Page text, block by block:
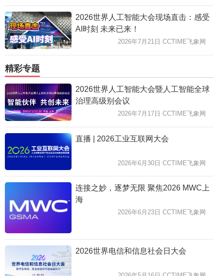
2026世界人工智能大会现场直击：感受
AI时刻 未来已来！
2026年7月21日 CCTIME飞象网
精彩专题
2026世界人工智能大会暨人工智能全球
治理高级别会议
2026年7月17日 CCTIME飞象网
直播 | 2026工业互联网大会
2026年6月30日 CCTIME飞象网
连接之妙，逐梦无限 聚焦2026 MWC上
海
2026年6月23日 CCTIME飞象网
2026世界电信和信息社会日大会